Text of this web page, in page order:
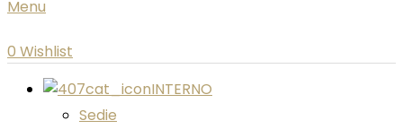
Menu
0 Wishlist
INTERNO
Sedie